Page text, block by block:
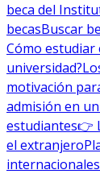
beca del
becasBuscar
Cómo
universidad?
motivación
admisión en
estudiantes👉
el extranjero
internacionales